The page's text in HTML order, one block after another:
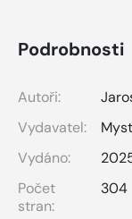
Podrobnosti
Autoři:
Vydavatel:
Vydáno:
Počet
stran:
304